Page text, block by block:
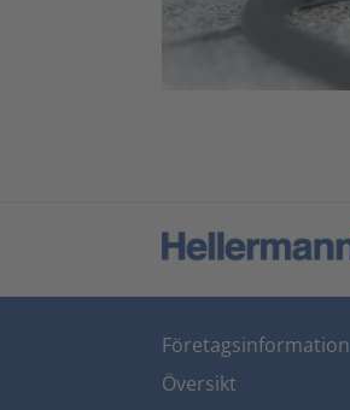
Företagsinformation
Översikt